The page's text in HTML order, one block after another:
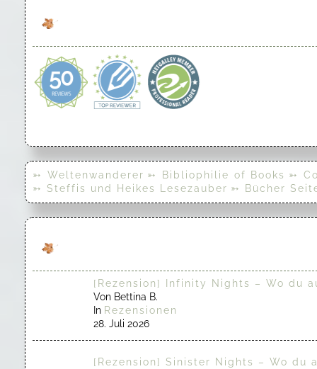
➳ Weltenwanderer ➳ Bibliophilie of Books ➳
➳ Steffis und Heikes Lesezauber ➳ Bücher
[Rezension] Infinity Nights – Wo du
Von Bettina B.
In Rezensionen
28. Juli 2026
[Rezension] Sinister Nights – Wo du